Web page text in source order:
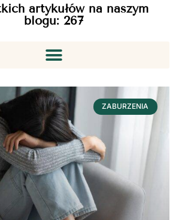
artykułów na naszym
blogu: 267
ZABURZENIA